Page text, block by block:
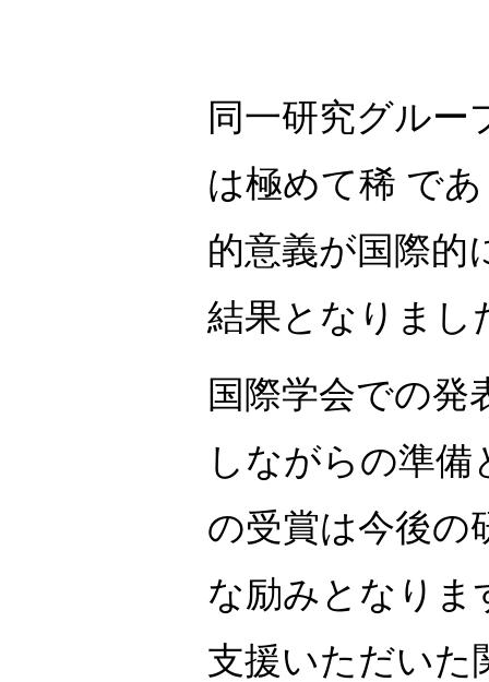
同一研究グルー
は極めて稀 で
的意義が国際的
結果となりまし
国際学会での発
しながらの準
の受賞は今後の
な励みとなりま
支援いただいた